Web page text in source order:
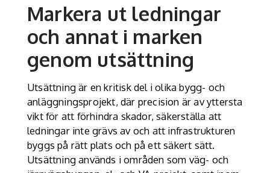
Markera ut ledningar
och annat i marken
genom utsättning
Utsättning är en kritisk del i olika bygg- och
anläggningsprojekt, där precision är av yttersta
vikt för att förhindra skador, säkerställa att
ledningar inte grävs av och att infrastrukturen
byggs på rätt plats och på ett säkert sätt.
Utsättning används i områden som väg- och